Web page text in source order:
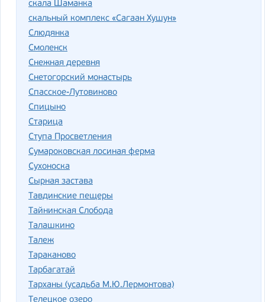
скала Шаманка
скальный комплекс «Сагаан Хушун»
Слюдянка
Смоленск
Снежная деревня
Снетогорский монастырь
Спасское-Лутовиново
Спицыно
Старица
Ступа Просветления
Сумароковская лосиная ферма
Сухоноска
Сырная застава
Тавдинские пещеры
Тайнинская Слобода
Талашкино
Талеж
Тараканово
Тарбагатай
Тарханы (усадьба М.Ю.Лермонтова)
Телецкое озеро